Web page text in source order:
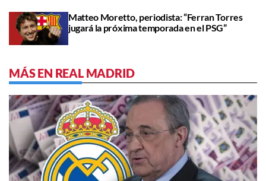
Matteo Moretto, periodista: “Ferran Torres
jugará la próxima temporada en el PSG”
MÁS EN REAL MADRID